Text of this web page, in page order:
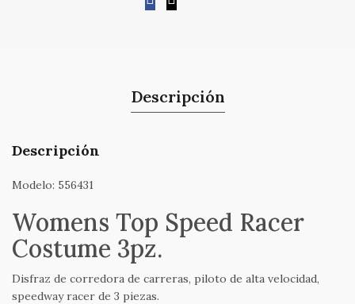
Descripción
Descripción
Modelo: 556431
Womens Top Speed Racer
Costume 3pz.
Disfraz de corredora de carreras, piloto de alta velocidad,
speedway racer de 3 piezas.